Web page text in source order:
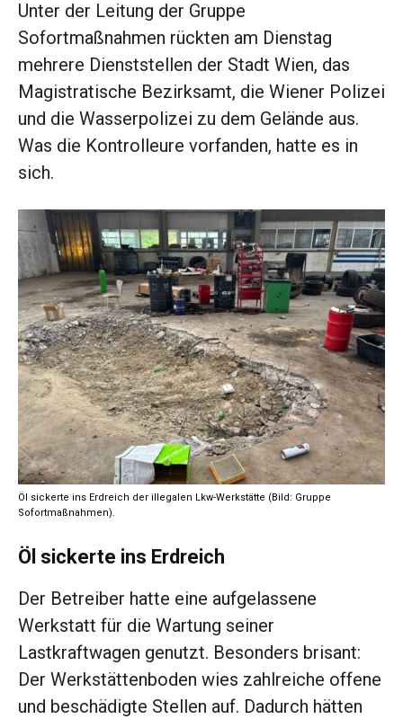
Unter der Leitung der Gruppe
Sofortmaßnahmen rückten am Dienstag
mehrere Dienststellen der Stadt Wien, das
Magistratische Bezirksamt, die Wiener Polizei
und die Wasserpolizei zu dem Gelände aus.
Was die Kontrolleure vorfanden, hatte es in
sich.
Öl sickerte ins Erdreich der illegalen Lkw-Werkstätte (Bild: Gruppe
Sofortmaßnahmen).
Öl sickerte ins Erdreich
Der Betreiber hatte eine aufgelassene
Werkstatt für die Wartung seiner
Lastkraftwagen genutzt. Besonders brisant:
Der Werkstättenboden wies zahlreiche offene
und beschädigte Stellen auf. Dadurch hätten